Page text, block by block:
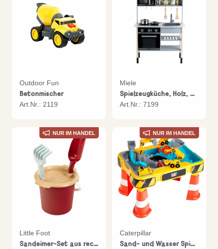
Outdoor Fun
Betonmischer
Art.Nr.: 2119
Miele
Spielzeugküche, Holz, midi
Art.Nr.: 7199
NUR IM HANDEL
Little Foot
Sandeimer-Set aus recyceltem Kunststoff
NUR IM HANDEL
Caterpillar
Sand- und Wasser Spieltisch